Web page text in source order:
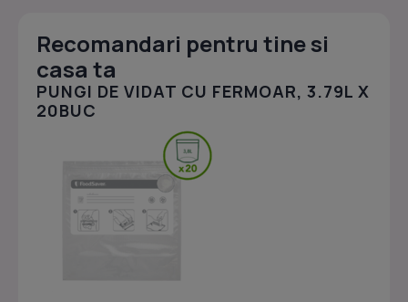
Recomandari pentru tine si
casa ta
PUNGI DE VIDAT CU FERMOAR, 3.79L X
20BUC